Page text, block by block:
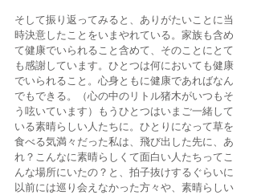
そして振り返ってみると、ありがたいことに当
時決意したことをいまやれている。家族も含め
て健康でいられること含めて、そのことにとて
も感謝しています。ひとつは何においても健康
でいられること。心身ともに健康であればなん
でもできる。（心の中のリトル猪木がいつもそ
う呟いています）もうひとつはいまご一緒して
いる素晴らしい人たちに。ひとりになって草を
食べる気満々だった私は、飛び出した先に、あ
れ？こんなに素晴らしくて面白い人たちってこ
んな場所にいたの？と、拍子抜けするぐらいに
以前には巡り会えなかった方々や、素晴らしい